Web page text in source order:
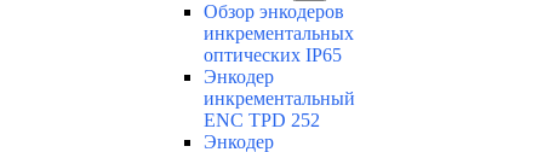
Обзор энкодеров
инкрементальных
оптических IP65
Энкодер
инкрементальный
ENC TPD 252
Энкодер